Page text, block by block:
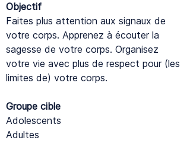
Objectif
Faites plus attention aux signaux de
votre corps. Apprenez à écouter la
sagesse de votre corps. Organisez
votre vie avec plus de respect pour (les
limites de) votre corps.
Groupe cible
Adolescents
Adultes